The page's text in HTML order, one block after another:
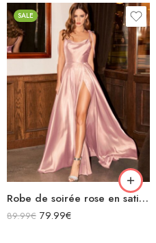
SALE
Robe de soirée rose en satin fluide col bénitier bretelles longue fendue
89.99€ 79.99€